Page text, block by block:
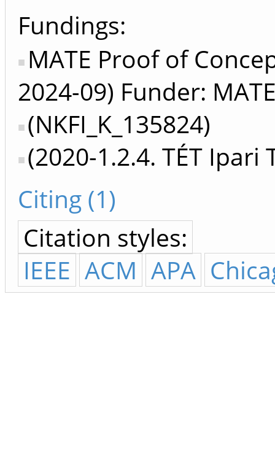
Fundings:
MATE Proof of
2024-09) Funder:
(NKFI_K_135824)
(2020-1.2.4. TÉT Ipari
Citing (1)
Citation styles:
IEEE ACM APA